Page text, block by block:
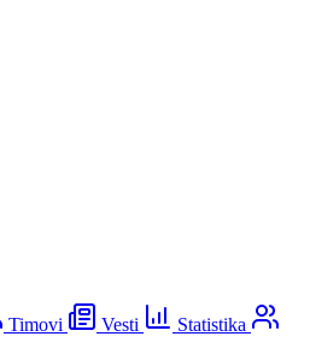
Timovi Vesti
Statistika